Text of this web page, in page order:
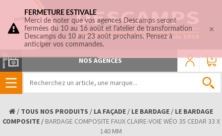
0
NOS AGENCES
/ TOUS NOS PRODUITS / LA FAÇADE / LE BARDAGE / LE BARDAGE
COMPOSITE/ BARDAGE COMPOSITE FAUX CLAIRE-VOIE WÉO 35 CEDAR 33 X
140 MM
FERMETURE ESTIVALE
Merci de noter que vos agences Descamps seront
fermées du 10 au 16 août et l'atelier de transformation
Descamps du 10 au 23 août prochains. Pensez à
anticiper vos commandes.